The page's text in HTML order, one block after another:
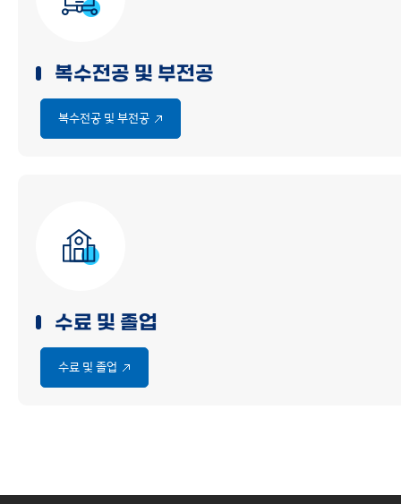
복수전공 및 부전공
복수전공 및 부전공
수료 및 졸업
수료 및 졸업